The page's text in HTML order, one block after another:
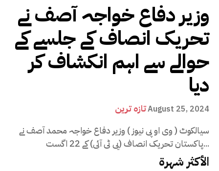
وزیر دفاع خواجہ آصف نے
تحریک انصاف کے جلسے کے
حوالے سے اہم انکشاف کر
دیا
تازہ ترینAugust 25, 2024
سیالکوٹ ( وی او پی نیوز ) وزیر دفاع خواجہ محمد آصف نے
پاکستان تحریک انصاف (پی ٹی آئی) کے 22 اگست...
الأكثر شهرة